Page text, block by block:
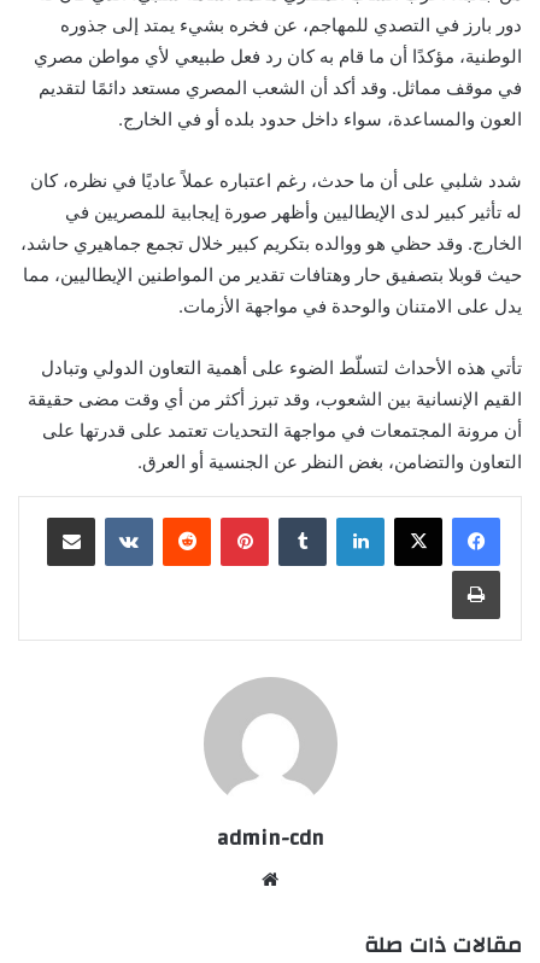
دور بارز في التصدي للمهاجم، عن فخره بشيء يمتد إلى جذوره
الوطنية، مؤكدًا أن ما قام به كان رد فعل طبيعي لأي مواطن مصري
في موقف مماثل. وقد أكد أن الشعب المصري مستعد دائمًا لتقديم
العون والمساعدة، سواء داخل حدود بلده أو في الخارج.
شدد شلبي على أن ما حدث، رغم اعتباره عملاً عاديًا في نظره، كان
له تأثير كبير لدى الإيطاليين وأظهر صورة إيجابية للمصريين في
الخارج. وقد حظي هو ووالده بتكريم كبير خلال تجمع جماهيري حاشد،
حيث قوبلا بتصفيق حار وهتافات تقدير من المواطنين الإيطاليين، مما
يدل على الامتنان والوحدة في مواجهة الأزمات.
تأتي هذه الأحداث لتسلّط الضوء على أهمية التعاون الدولي وتبادل
القيم الإنسانية بين الشعوب، وقد تبرز أكثر من أي وقت مضى حقيقة
أن مرونة المجتمعات في مواجهة التحديات تعتمد على قدرتها على
التعاون والتضامن، بغض النظر عن الجنسية أو العرق.
لينكدإن بينتيريست مشاركة عبر البريد
طباعة
admin-cdn
مقالات ذات صلة